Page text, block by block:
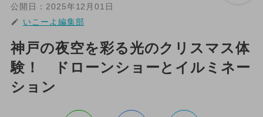
公開日： 2025年12月01日
いこーよ編集部
神戸の夜空を彩る光のクリスマス体
験！ ドローンショーとイルミネー
ション